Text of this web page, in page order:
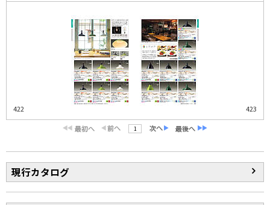
422 423
1
現行カタログ